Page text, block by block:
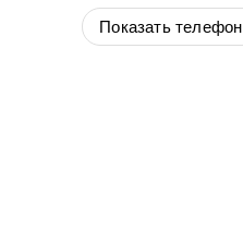
Показать телефон